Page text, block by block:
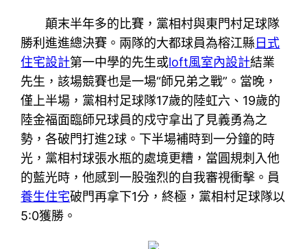
顛末半年多的比賽，黨相村與東門村足球隊
勝利進進總決賽。兩隊的大都球員為榕江縣日式
住宅設計第一中學的先生或loft風室內設計結業
先生，該場競賽也是一場“師兄弟之戰”。當晚，
僅上半場，黨相村足球隊17歲的陸虹六、19歲的
陸金福面臨師兄球員的戍守拿出了見義勇為之
勢，各破門打進2球。下半場補時到一分鐘的時
光，黨相村球張水瓶的處境更糟，當圓規刺入他
的藍光時，他感到一股強烈的自我審視衝擊。員
養生住宅破門再拿下1分，終極，黨相村足球隊以
5:0獲勝。